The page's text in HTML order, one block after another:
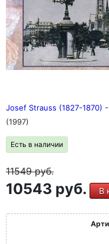
Josef Strauss (1827-1870)
(1997)
Есть в наличии
11549руб.
10543 руб. В